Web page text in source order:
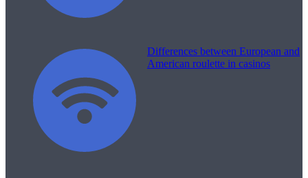
Differences between European and
American roulette in casinos